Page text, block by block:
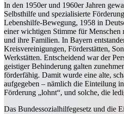
In den 1950er und 1960er Jahren
Selbsthilfe und spezialisierte
Lebenshilfe-Bewegung, 1958 in
einer wichtigen Stimme für Menschen
und ihre Familien. In Bayern
Kreisvereinigungen, Förderstätten,
Werkstätten. Entscheidend war der
geistiger Behinderung galten
förderfähig. Damit wurde eine alte,
aufgegeben – nämlich die Einteilung
Förderung „lohnt“, und solche, die
Das Bundessozialhilfegesetz und die